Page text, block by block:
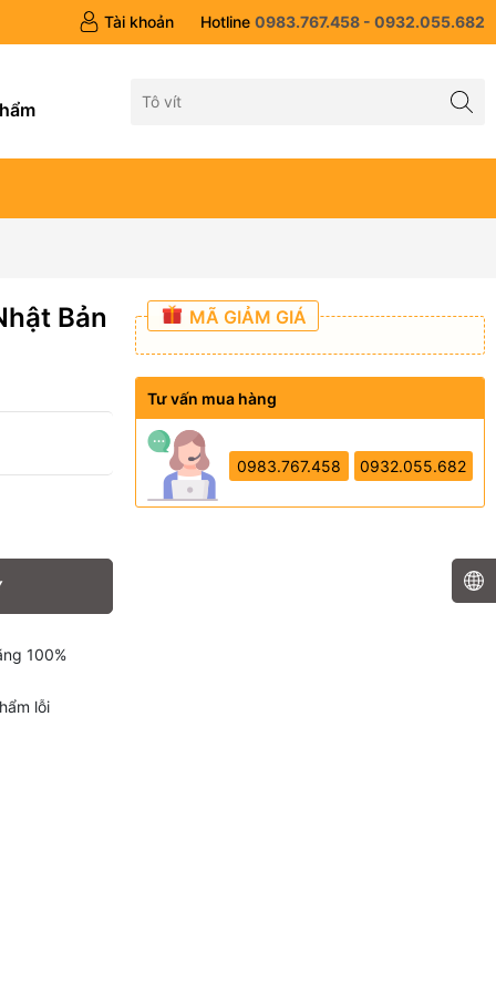
Tài khoản Hotline 0983.767.458 - 0932.055.682
Bản
100%
lỗi
MÃ GIẢM GIÁ
Tư vấn mua hàng
0983.767.458 0932.055.682